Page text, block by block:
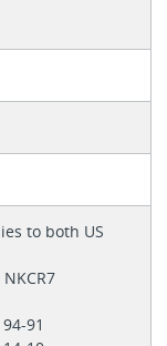
to both US
91